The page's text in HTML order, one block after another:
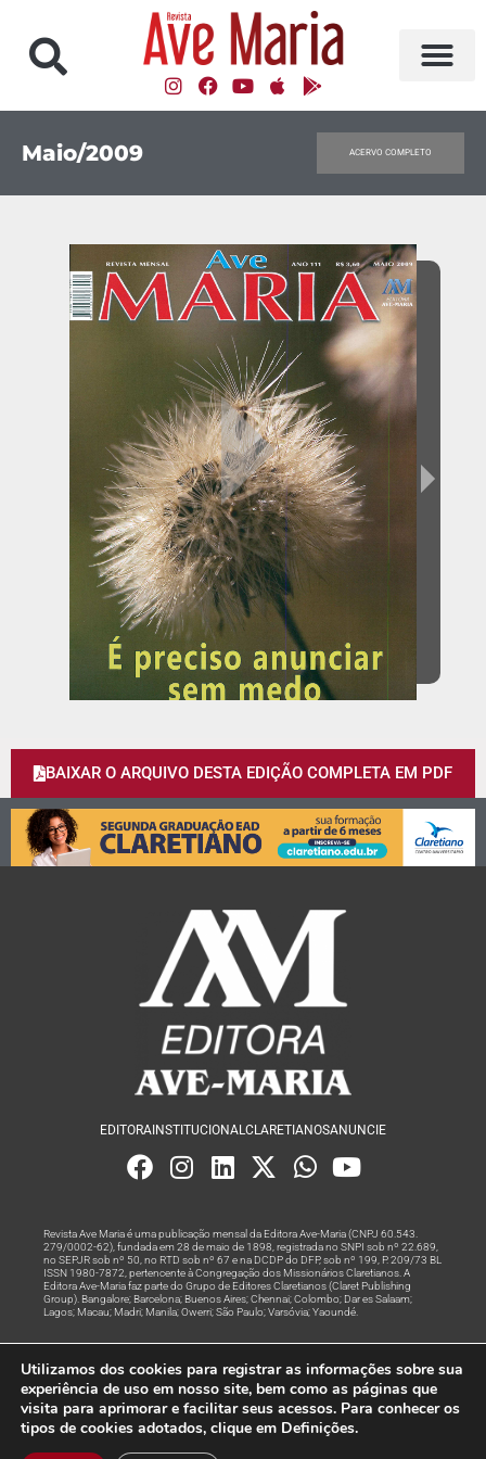
Maio/2009 ACERVO COMPLETO
BAIXAR O ARQUIVO DESTA EDIÇÃO COMPLETA EM PDF
EDITORA INSTITUCIONALCLARETIANOSANUNCIE
Revista Ave Maria é uma publicação mensal da Editora Ave-Maria (CNPJ 60.543.
279/0002-62), fundada em 28 de maio de 1898, registrada no SNPI sob nº 22.689,
no SEPJR sob nº 50, no RTD sob nº 67 e na DCDP do DFP, sob nº 199, P. 209/73 BL
ISSN 1980-7872, pertencente à Congregação dos Missionários Claretianos. A
Editora Ave-Maria faz parte do Grupo de Editores Claretianos (Claret Publishing
Group). Bangalore; Barcelona; Buenos Aires; Chennai; Colombo; Dar es Salaam;
Lagos; Macau; Madri; Manila; Owerri; São Paulo; Varsóvia; Yaoundé.
Rede
© Todos os Direitos Reservados
Utilizamos dos cookies para registrar as informações sobre sua
experiência de uso em nosso site, bem como as páginas que
visita para aprimorar e facilitar seus acessos. Para conhecer os
tipos de cookies adotados, clique em Definições.